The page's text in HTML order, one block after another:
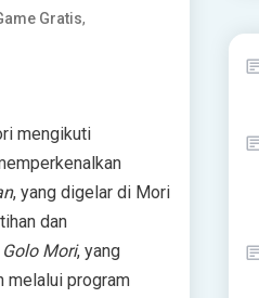
Gratis,
mengikuti
, yang digelar di Mori
dan
Mori, yang
melalui program